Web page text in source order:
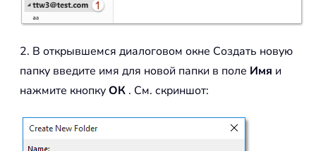
2. В открывшемся диалоговом окне Создать новую
папку введите имя для новой папки в поле Имя и
нажмите кнопкуОК . См. скриншот: